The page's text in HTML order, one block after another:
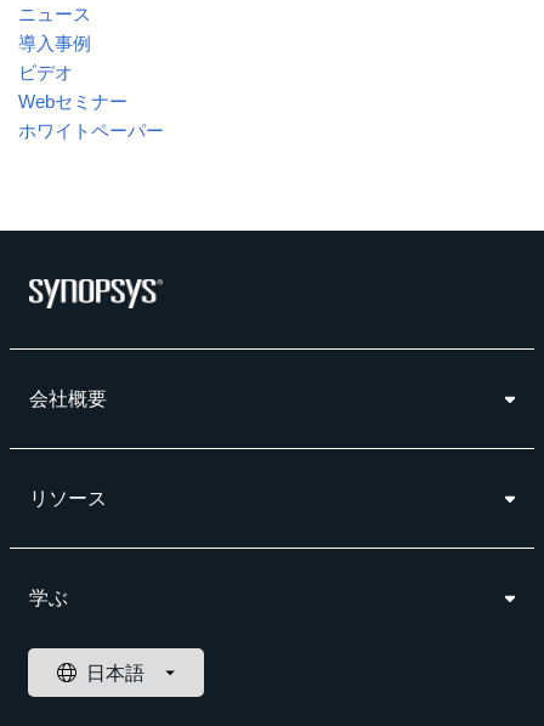
ニュース
導入事例
ビデオ
Webセミナー
ホワイトペーパー
会社概要
リソース
学ぶ